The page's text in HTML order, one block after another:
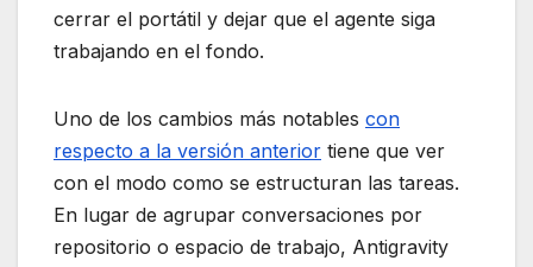
cerrar el portátil y dejar que el agente siga
trabajando en el fondo.
Uno de los cambios más notables con
respecto a la versión anterior tiene que ver
con el modo como se estructuran las tareas.
En lugar de agrupar conversaciones por
repositorio o espacio de trabajo, Antigravity